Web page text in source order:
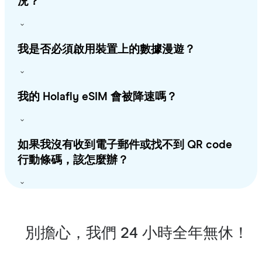
我是否必須啟用裝置上的數據漫遊？
我的 Holafly eSIM 會被降速嗎？
如果我沒有收到電子郵件或找不到 QR code
行動條碼，該怎麼辦？
別擔心，我們 24 小時全年無休！